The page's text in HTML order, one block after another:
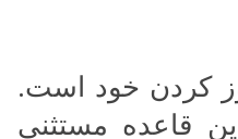
کردن خود است.
قاعده مستثنی